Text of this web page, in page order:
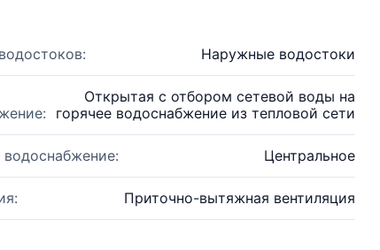
Наружные водостоки
Открытая с отбором сетевой воды на
горячее водоснабжение из тепловой сети
Центральное
Приточно-вытяжная вентиляция